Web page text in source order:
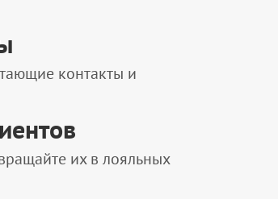
контакты и
их в лояльных